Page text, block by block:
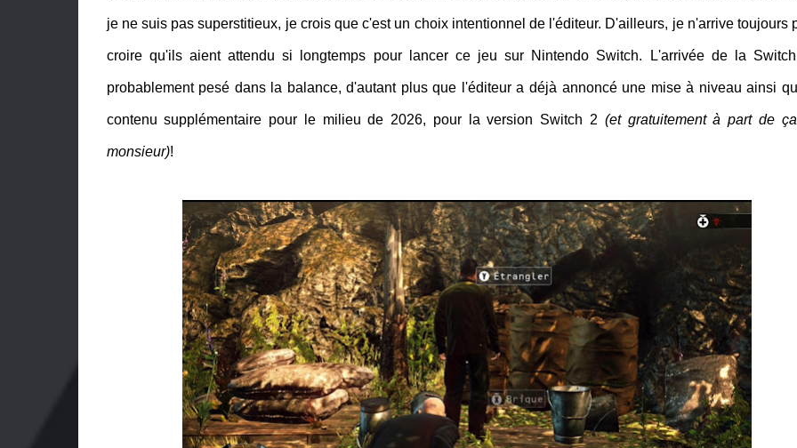
je ne suis pas superstitieux, je crois que c'est un choix intentionnel de l'éditeur. D'ailleurs, je n'arrive toujours
croire qu'ils aient attendu si longtemps pour lancer ce jeu sur Nintendo Switch. L'arrivée de la
probablement pesé dans la balance, d'autant plus que l'éditeur a déjà annoncé une mise à niveau ainsi
contenu supplémentaire pour le milieu de 2026, pour la version Switch 2 (et gratuitement à part de
monsieur)!